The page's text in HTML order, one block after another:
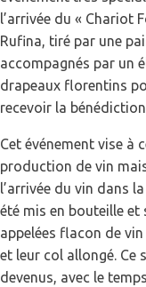
l’arrivée du « Chariot
Rufina, tiré par une
accompagnés par un
drapeaux florentins
recevoir la
Cet événement vise à
production de vin
l’arrivée du vin dans
été mis en bouteille et
appelées flacon de
et leur col allongé. Ce
devenus, avec le